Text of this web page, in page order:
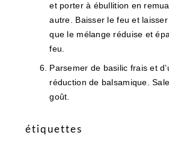
et porter à ébullition en
autre. Baisser le feu et laisser
que le mélange réduise et
feu.
Parsemer de basilic frais et
réduction de balsamique.
goût.
étiquettes